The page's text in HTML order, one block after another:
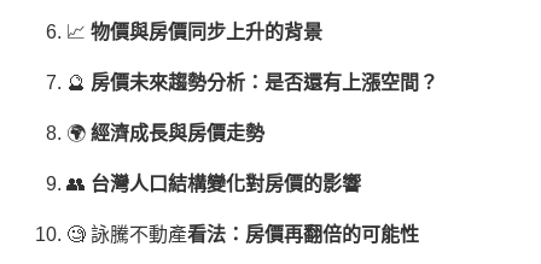
📈 物價與房價同步上升的背景
🔮 房價未來趨勢分析：是否還有上漲空間？
🌍 經濟成長與房價走勢
👥 台灣人口結構變化對房價的影響
🧐 詠騰不動產看法：房價再翻倍的可能性